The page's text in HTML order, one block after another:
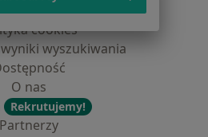
samodzielnie
cookies
wyniki wyszukiwania
O nas
Rekrutujemy!
Partnerzy